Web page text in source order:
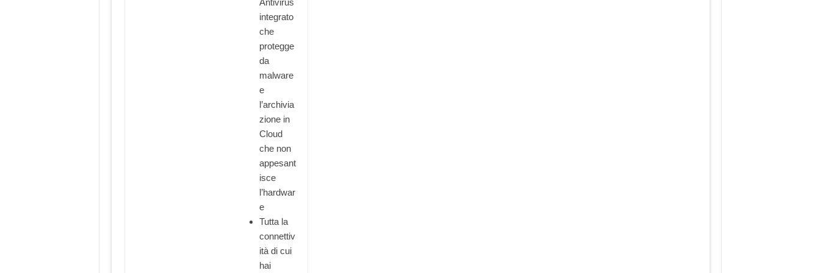
Antivirus
integrato
che
protegge
da
malware
e
l’archivia
zione in
Cloud
che non
appesant
isce
l’hardwar
e
Tutta la
connettiv
ità di cui
hai